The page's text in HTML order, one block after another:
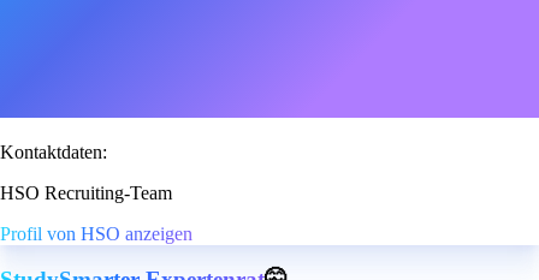
Kontaktdaten:
HSO Recruiting-Team
Profil von HSO anzeigen